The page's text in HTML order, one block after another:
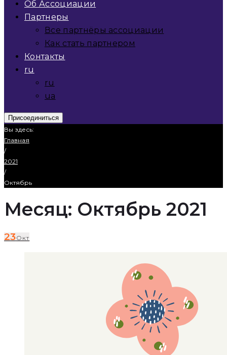
Об Ассоциации
Партнеры
Все партнёры ассоциации
Как стать партнером
Контакты
ru
ru
ua
Присоединиться
Вы здесь:
Главная
/
2021
/
Октябрь
Месяц: Октябрь 2021
23Окт